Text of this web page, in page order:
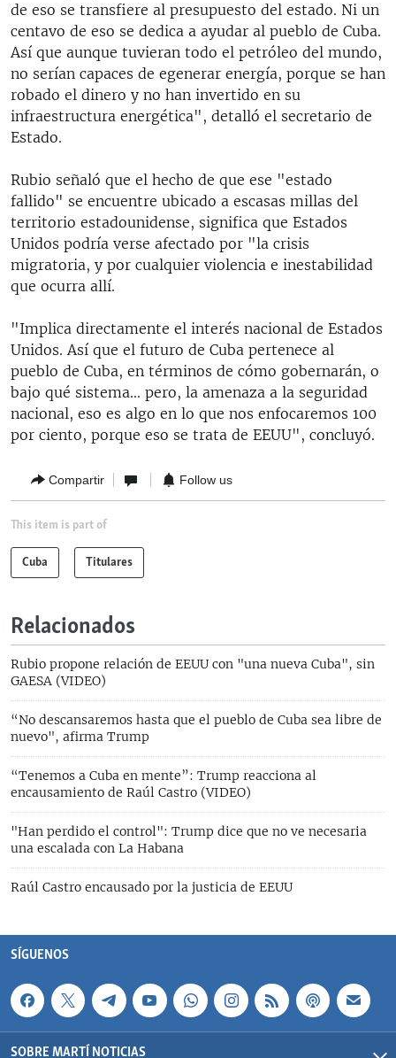
de eso se transfiere al presupuesto del estado. Ni un
centavo de eso se dedica a ayudar al pueblo de Cuba.
Así que aunque tuvieran todo el petróleo del mundo,
no serían capaces de egenerar energía, porque se han
robado el dinero y no han invertido en su
infraestructura energética", detalló el secretario de
Estado.
Rubio señaló que el hecho de que ese "estado
fallido" se encuentre ubicado a escasas millas del
territorio estadounidense, significa que Estados
Unidos podría verse afectado por "la crisis
migratoria, y por cualquier violencia e inestabilidad
que ocurra allí.
"Implica directamente el interés nacional de Estados
Unidos. Así que el futuro de Cuba pertenece al
pueblo de Cuba, en términos de cómo gobernarán, o
bajo qué sistema... pero, la amenaza a la seguridad
nacional, eso es algo en lo que nos enfocaremos 100
por ciento, porque eso se trata de EEUU", concluyó.
Compartir Follow us
This item is part of
Cuba Titulares
Relacionados
Rubio propone relación de EEUU con "una nueva Cuba", sin
GAESA (VIDEO)
“No descansaremos hasta que el pueblo de Cuba sea libre de
nuevo", afirma Trump
“Tenemos a Cuba en mente”: Trump reacciona al
encausamiento de Raúl Castro (VIDEO)
"Han perdido el control": Trump dice que no ve necesaria
una escalada con La Habana
Raúl Castro encausado por la justicia de EEUU
SÍGUENOS
SOBRE MARTÍ NOTICIAS